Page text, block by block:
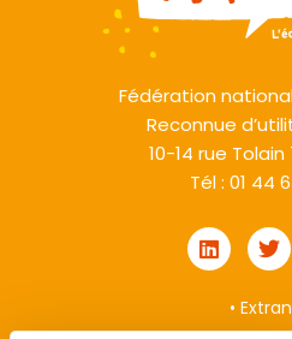
Fédération
Reconnue
10-14 rue Tolain
Tél : 01 44
•